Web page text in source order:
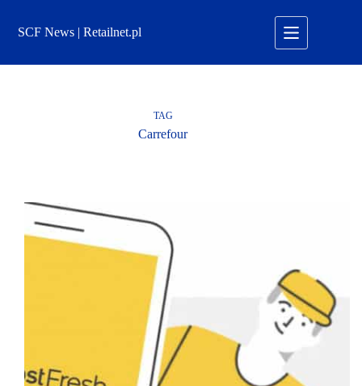
treściSCF News | Retailnet.pl
TAG
Carrefour